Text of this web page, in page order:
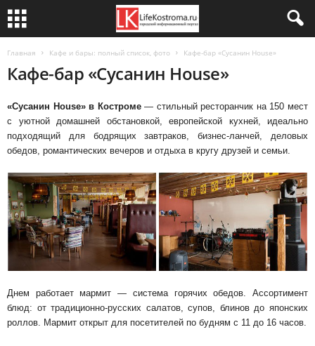
Главная Кафе и бары: полный список, фото Кафе-бар «Сусанин House»
Кафе-бар «Сусанин House»
«Сусанин House» в Костроме— стильный ресторанчик на 150 мест
с уютной домашней обстановкой, европейской кухней, идеально
подходящий для бодрящих завтраков, бизнес-ланчей, деловых
обедов, романтических вечеров и отдыха в кругу друзей и семьи.
Днем работает мармит — система горячих обедов. Ассортимент
блюд: от традиционно-русских салатов, супов, блинов до японских
роллов. Мармит открыт для посетителей по будням с 11 до 16 часов.